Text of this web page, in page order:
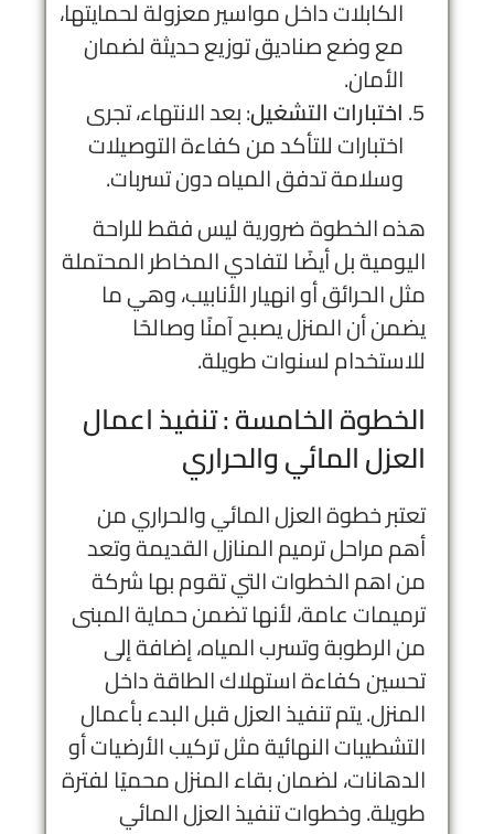
الكابلات داخل مواسير معزولة لحمايتها،
مع وضع صناديق توزيع حديثة لضمان
الأمان.
اختبارات التشغيل: بعد الانتهاء، تجرى
اختبارات للتأكد من كفاءة التوصيلات
وسلامة تدفق المياه دون تسربات.
هذه الخطوة ضرورية ليس فقط للراحة
اليومية بل أيضًا لتفادي المخاطر المحتملة
مثل الحرائق أو انهيار الأنابيب، وهي ما
يضمن أن المنزل يصبح آمنًا وصالحًا
للاستخدام لسنوات طويلة.
الخطوة الخامسة : تنفيذ اعمال
العزل المائي والحراري
تعتبر خطوة العزل المائي والحراري من
أهم مراحل ترميم المنازل القديمة وتعد
من اهم الخطوات التي تقوم بها شركة
ترميمات عامة، لأنها تضمن حماية المبنى
من الرطوبة وتسرب المياه، إضافة إلى
تحسين كفاءة استهلاك الطاقة داخل
المنزل. يتم تنفيذ العزل قبل البدء بأعمال
التشطيبات النهائية مثل تركيب الأرضيات أو
الدهانات، لضمان بقاء المنزل محميًا لفترة
طويلة. وخطوات تنفيذ العزل المائي